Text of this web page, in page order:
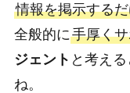
情報を掲示する
全般的に手厚く
ジェント と考え
ね。